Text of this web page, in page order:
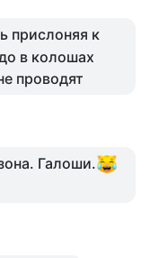
прислоняя к
в колошах
проводят
Галоши.